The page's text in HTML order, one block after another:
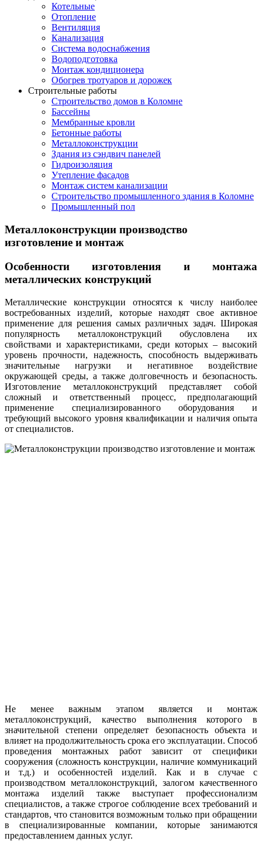
Котельные
Отопление
Вентиляция
Канализация
Система водоснабжения
Водоподготовка
Монтаж кондиционера
Обогрев тротуаров и дорожек
Строительные работы
Строительство домов в Коломне
Бассейны
Мембранные кровли
Бетонные работы
Металлоконструкции
Здания из сэндвич панелей
Гидроизоляция
Утепление фасадов
Монтаж систем канализации
Строительство промышленного здания в Коломне
Промышленный пол
Металлоконструкции производство
изготовление и монтаж
Особенности изготовления и монтажа
металлических конструкций
Металлические конструкции относятся к числу наиболее
востребованных изделий, которые находят свое активное
применение для решения самых различных задач. Широкая
популярность металлоконструкций обусловлена их
свойствами и характеристиками, среди которых – высокий
уровень прочности, надежность, способность выдерживать
значительные нагрузки и негативное воздействие
окружающей среды, а также долговечность и безопасность.
Изготовление металлоконструкций представляет собой
сложный и ответственный процесс, предполагающий
применение специализированного оборудования и
требующий высокого уровня квалификации и наличия опыта
от специалистов.
Не менее важным этапом является и монтаж
металлоконструкций, качество выполнения которого в
значительной степени определяет безопасность объекта и
влияет на продолжительность срока его эксплуатации. Способ
проведения монтажных работ зависит от специфики
сооружения (сложность конструкции, наличие коммуникаций
и т.д.) и особенностей изделий. Как и в случае с
производством металлоконструкций, залогом качественного
монтажа изделий также выступает профессионализм
специалистов, а также строгое соблюдение всех требований и
стандартов, что становится возможным только при обращении
в специализированные компании, которые занимаются
предоставлением данных услуг.